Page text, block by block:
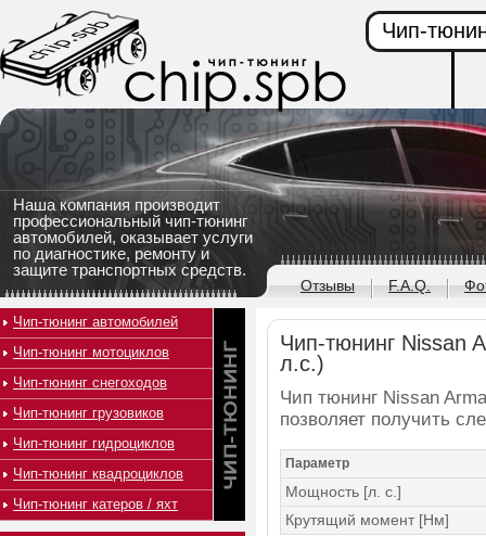
Наша компания производит
профессиональный чип-тюнинг
автомобилей, оказывает услуги
по диагностике, ремонту и
защите транспортных средств.
Чип-
Отзывы F.A.Q.
Чип-тюнинг Nissan
л.с.)
Чип тюнинг Nissan
позволяет получить
Параметр
Мощность [л. с.]
Крутящий момент [Нм]
Чип-тюнинг автомобилей
Чип-тюнинг мотоциклов
Чип-тюнинг снегоходов
Чип-тюнинг грузовиков
Чип-тюнинг гидроциклов
Чип-тюнинг квадроциклов
Чип-тюнинг катеров / яхт